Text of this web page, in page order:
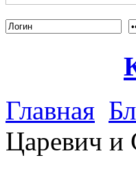
Главная
Царевич